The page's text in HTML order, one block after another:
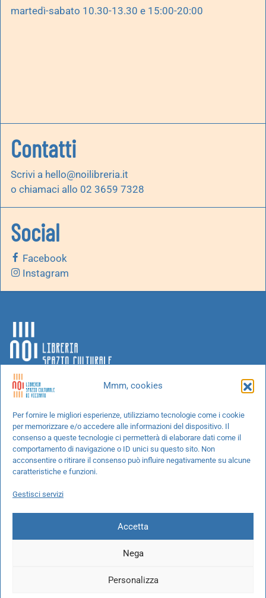
Mmm, cookies
Per fornire le migliori esperienze, utilizziamo tecnologie come i cookie
per memorizzare e/o accedere alle informazioni del dispositivo. Il
consenso a queste tecnologie ci permetterà di elaborare dati come il
comportamento di navigazione o ID unici su questo sito. Non
acconsentire o ritirare il consenso può influire negativamente su alcune
caratteristiche e funzioni.
Gestisci servizi
Accetta
Nega
Personalizza
martedì-sabato 10.30-13.30 e 15:00-20:00
Contatti
Scrivi a hello@noilibreria.it
o chiamaci allo 02 3659 7328
Social
Facebook
Instagram
Chi siamo
Progetti speciali
Richiedi un libro
Spedizioni
Cookie Policy
10694580969